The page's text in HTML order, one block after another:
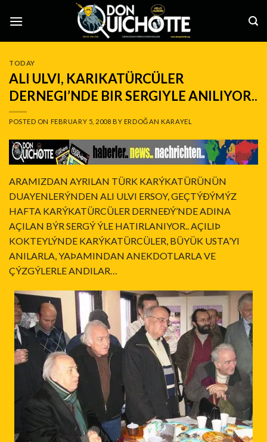
TODAY
ALI ULVI, KARIKATÜRCÜLER
DERNEGI’NDE BIR SERGIYLE ANILIYOR..
POSTED ON FEBRUARY 5, 2008 BY ERDOĞAN KARAYEL
ARAMIZDAN AYRILAN TÜRK KARÝKATÜRÜNÜN
DUAYENLERÝNDEN ALI ULVI ERSOY, GEÇTÝÐÝMÝZ
HAFTA KARÝKATÜRCÜLER DERNEÐÝ’NDE ADINA
AÇILAN BÝR SERGÝ ÝLE HATIRLANIYOR.. AÇILIÞ
KOKTEYLÝNDE KARÝKATÜRCÜLER, BÜYÜK USTA’YI
ANILARLA, YAÞAMINDAN ANEKDOTLARLA VE
ÇÝZGÝLERLE ANDILAR…